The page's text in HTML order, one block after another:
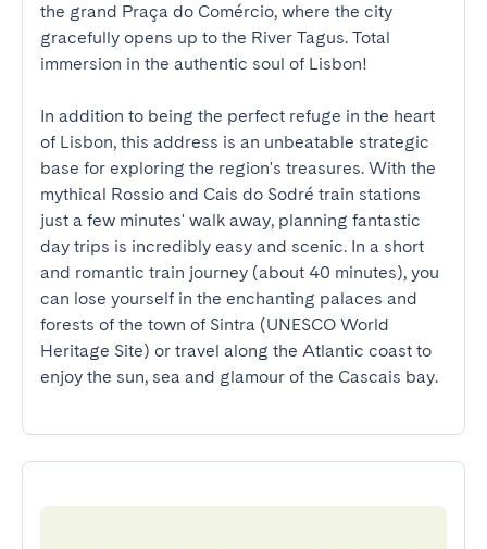
the grand Praça do Comércio, where the city
gracefully opens up to the River Tagus. Total
immersion in the authentic soul of Lisbon!
In addition to being the perfect refuge in the heart
of Lisbon, this address is an unbeatable strategic
base for exploring the region's treasures. With the
mythical Rossio and Cais do Sodré train stations
just a few minutes' walk away, planning fantastic
day trips is incredibly easy and scenic. In a short
and romantic train journey (about 40 minutes), you
can lose yourself in the enchanting palaces and
forests of the town of Sintra (UNESCO World
Heritage Site) or travel along the Atlantic coast to
enjoy the sun, sea and glamour of the Cascais bay.